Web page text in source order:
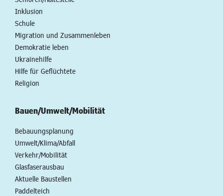
Inklusion
Schule
Migration und Zusammenleben
Demokratie leben
Ukrainehilfe
Hilfe für Geflüchtete
Religion
Bauen/Umwelt/Mobilität
Bebauungsplanung
Umwelt/Klima/Abfall
Verkehr/Mobilität
Glasfaserausbau
Aktuelle Baustellen
Paddelteich